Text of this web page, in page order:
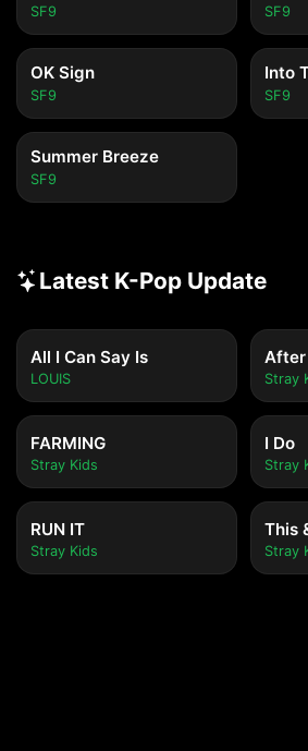
SF9 SF9
OK Sign
SF9
Into
SF9
Summer Breeze
SF9
Latest K-Pop Update
All I Can Say Is
LOUIS
After
Stray
FARMING
Stray Kids
I Do
Stray
RUN IT
Stray Kids
This
Stray